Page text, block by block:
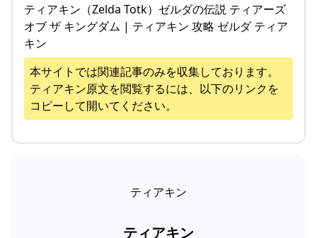
ティアキン（Zelda Totk）ゼルダの伝説 ティアーズ
オブ ザ キングダム | ティアキン 攻略 ゼルダ ティア
キン
本サイトでは関連記事のみを収集しております。
ティアキン原文を閲覧するには、以下のリンクを
コピーして開いてください。
ティアキン
ティアキン